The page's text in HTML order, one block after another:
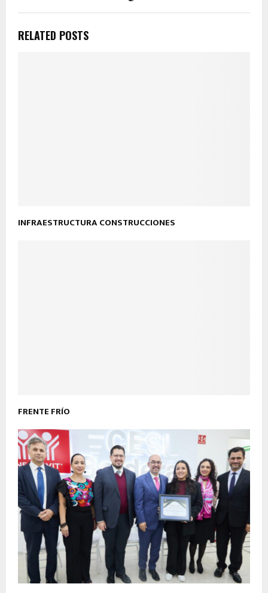
RELATED POSTS
INFRAESTRUCTURA CONSTRUCCIONES
FRENTE FRÍO